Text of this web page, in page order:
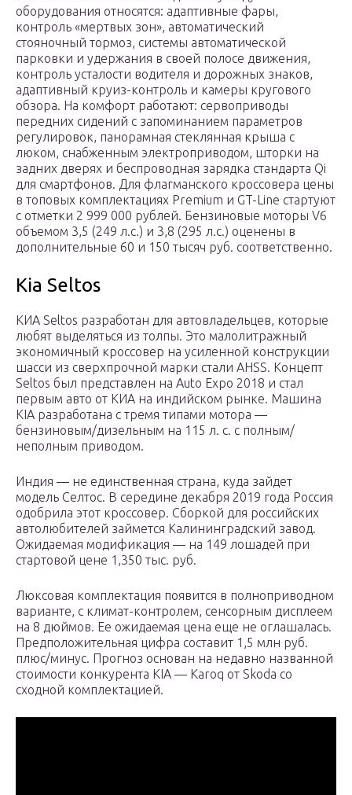
оборудования относятся: адаптивные фары,
контроль «мертвых зон», автоматический
стояночный тормоз, системы автоматической
парковки и удержания в своей полосе движения,
контроль усталости водителя и дорожных знаков,
адаптивный круиз-контроль и камеры кругового
обзора. На комфорт работают: сервоприводы
передних сидений с запоминанием параметров
регулировок, панорамная стеклянная крыша с
люком, снабженным электроприводом, шторки на
задних дверях и беспроводная зарядка стандарта Qi
для смартфонов. Для флагманского кроссовера цены
в топовых комплектациях Premium и GT-Line стартуют
с отметки 2 999 000 рублей. Бензиновые моторы V6
объемом 3,5 (249 л.с.) и 3,8 (295 л.с.) оценены в
дополнительные 60 и 150 тысяч руб. соответственно.
Kia Seltos
КИА Seltos разработан для автовладельцев, которые
любят выделяться из толпы. Это малолитражный
экономичный кроссовер на усиленной конструкции
шасси из сверхпрочной марки стали AHSS. Концепт
Seltos был представлен на Auto Expo 2018 и стал
первым авто от КИА на индийском рынке. Машина
KIA разработана с тремя типами мотора —
бензиновым/дизельным на 115 л. с. с полным/
неполным приводом.
Индия — не единственная страна, куда зайдет
модель Селтос. В середине декабря 2019 года Россия
одобрила этот кроссовер. Сборкой для российских
автолюбителей займется Калининградский завод.
Ожидаемая модификация — на 149 лошадей при
стартовой цене 1,350 тыс. руб.
Люксовая комплектация появится в полноприводном
варианте, с климат-контролем, сенсорным дисплеем
на 8 дюймов. Ее ожидаемая цена еще не оглашалась.
Предположительная цифра составит 1,5 млн руб.
плюс/минус. Прогноз основан на недавно названной
стоимости конкурента KIA — Karoq от Skoda со
сходной комплектацией.